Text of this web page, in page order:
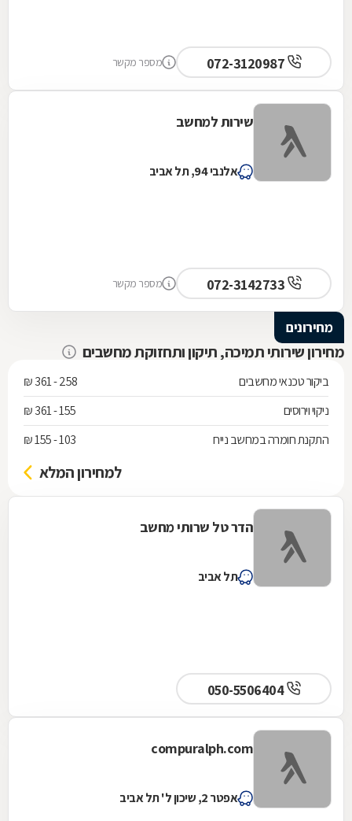
מספר מקשר
שירות למחשב
אלנבי 94, תל אביב
מספר מקשר
מחירונים
מחירון שירותי תמיכה, תיקון ותחזוקת מחשבים
ביקור טכנאי מחשבים
258 - 361 ₪
ניקוי וירוסים
155 - 361 ₪
התקנת חומרה במחשב נייח
103 - 155 ₪
למחירון המלא
הדר טל שרותי מחשב
תל אביב
050-5506404
compuralph.com
אפטר 2, שיכון ל' תל אביב